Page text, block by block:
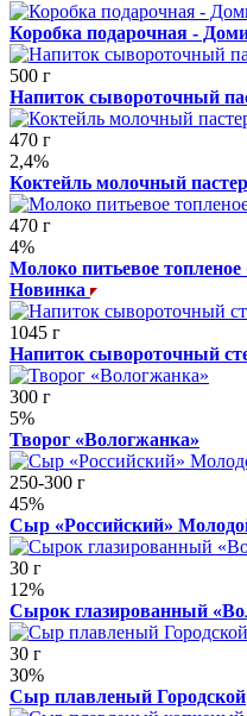
Коробка подарочная -
500 г
Напиток сывороточный
470 г
2,4%
Коктейль молочный
470 г
4%
Молоко питьевое
Новинка
1045 г
Напиток сывороточный
300 г
5%
Творог «Вологжанка»
250-300 г
45%
Сыр «Российский»
30 г
12%
Сырок глазированный
30 г
30%
Сыр плавленый Городской